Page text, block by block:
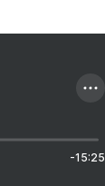
-15:25